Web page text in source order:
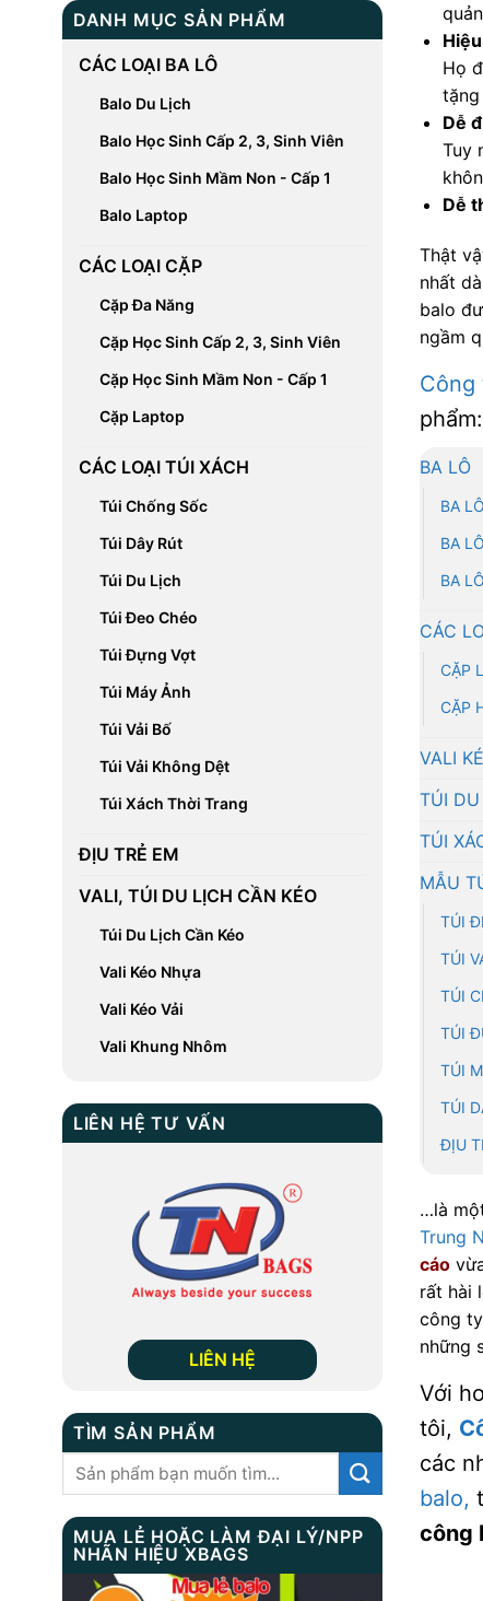
DANH MỤC SẢN PHẨM
CÁC LOẠI BA LÔ
Balo Du Lịch
Balo Học Sinh Cấp 2, 3, Sinh Viên
Balo Học Sinh Mầm Non - Cấp 1
Balo Laptop
CÁC LOẠI CẶP
Cặp Đa Năng
Cặp Học Sinh Cấp 2, 3, Sinh Viên
Cặp Học Sinh Mầm Non - Cấp 1
Cặp Laptop
CÁC LOẠI TÚI XÁCH
Túi Chống Sốc
Túi Dây Rút
Túi Du Lịch
Túi Đeo Chéo
Túi Đựng Vợt
Túi Máy Ảnh
Túi Vải Bố
Túi Vải Không Dệt
Túi Xách Thời Trang
ĐỊU TRẺ EM
VALI, TÚI DU LỊCH CẦN KÉO
Túi Du Lịch Cần Kéo
Vali Kéo Nhựa
Vali Kéo Vải
Vali Khung Nhôm
LIÊN HỆ TƯ VẤN
LIÊN HỆ
TÌM SẢN PHẨM
Tìm
MUA LẺ HOẶC LÀM ĐẠI LÝ/NPP
NHÃN HIỆU XBAGS
Họ
Dễ
Tuy
Dễ
Thật
nhất
balo
ngầm
Công
phẩm:
BA LÔ
BA
BA
BA
CÁC
CẶP
CẶP
VALI
TÚI
TÚI
MẪU
TÚI
TÚI
TÚI
TÚI
TÚI
TÚI
ĐỊU
…là
Trung
cáo
rất hài
công
những
Với
tôi,
các
balo,
công